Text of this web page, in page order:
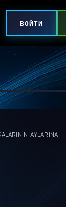
ВОЙТИ
AYLARINA